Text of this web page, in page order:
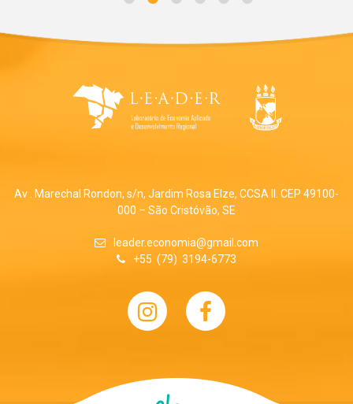
Av . Marechal Rondon, s/n, Jardim Rosa Elze, CCSA II. CEP 49100-
000 – São Cristóvão, SE
leader.economia@gmail.com
+55 (79) 3194-6773